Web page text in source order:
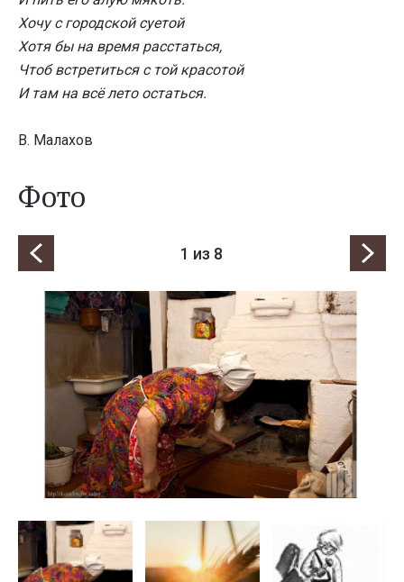
Хочу с городской суетой
Хотя бы на время расстаться,
Чтоб встретиться с той красотой
И там на всё лето остаться.
В. Малахов
Фото
1 из 8